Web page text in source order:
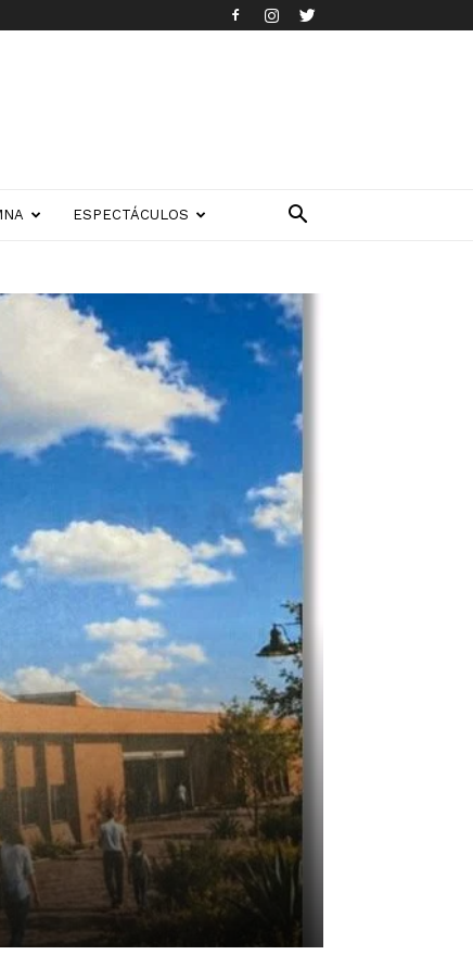
ESPECTÁCULOS